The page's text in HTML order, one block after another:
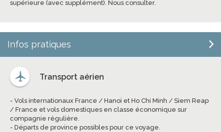
supérieure (avec supplément). Nous consulter.
Infos pratiques
Transport aérien
- Vols internationaux France / Hanoi et Ho Chi Minh / Siem Reap
/ France et vols domestiques en classe économique sur
compagnie régulière.
- Départs de province possibles pour ce voyage.